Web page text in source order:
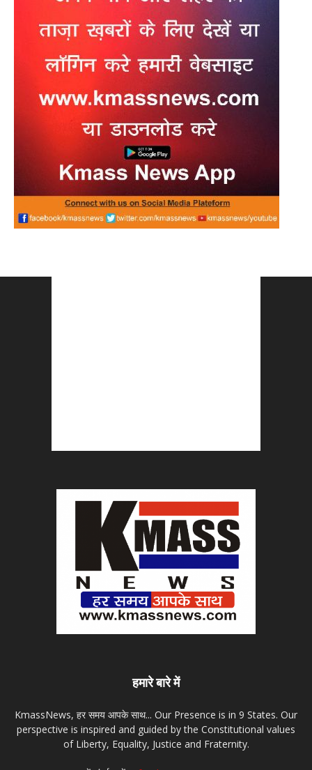
हमारे बारे में
KmassNews, हर समय आपके साथ... Our Presence is in 9 States. Our
perspective is inspired and guided by the Constitutional values
of Liberty, Equality, Justice and Fraternity.